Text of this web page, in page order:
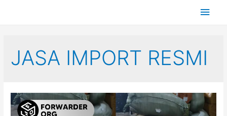
JASA IMPORT RESMI